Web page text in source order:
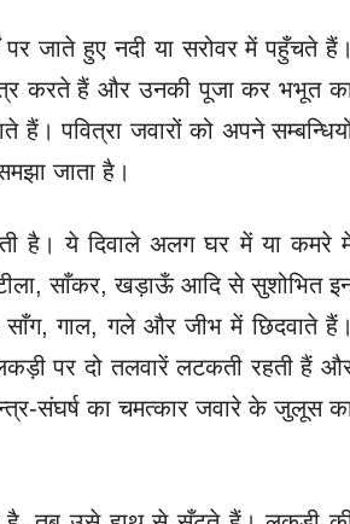
जाते हुए नदी या सरोवर में पहुँचते हैं।
करते हैं और उनकी पूजा कर भभूत
पवित्रा जवारों को अपने
जाता है।
है। ये दिवाले अलग घर में या कमरे
साँकर, खड़ाऊँ आदि से सुशोभित
साँग, गाल, गले और जीभ में छिदवाते हैं।
पर दो तलवारें लटकती रहती हैं
संघर्ष का चमत्कार जवारे के जुलूस